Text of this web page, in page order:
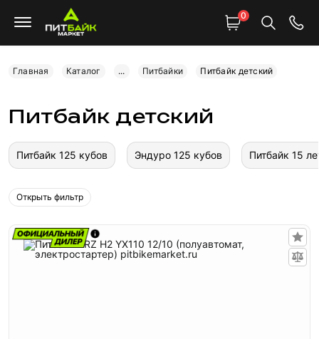
0
Главная Каталог ... Питбайки Питбайк детский
Питбайк детский
Питбайк 125 кубов Эндуро 125 кубов Питбайк 15
Открыть фильтр